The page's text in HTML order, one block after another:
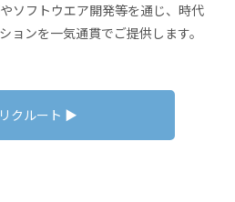
ソフトウエア開発等を通じ、時代
ョンを一気通貫でご提供します。
リクルート ▶